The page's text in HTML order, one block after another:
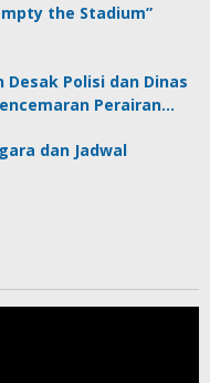
the Stadium”
Polisi dan Dinas
Perairan…
dan Jadwal